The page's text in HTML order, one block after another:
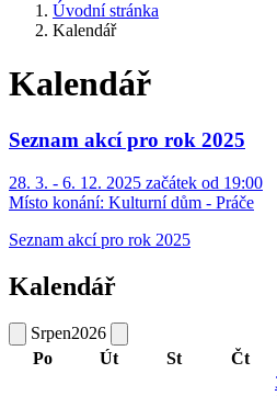
Úvodní stránka
Kalendář
Kalendář
Seznam akcí pro rok 2025
28. 3. - 6. 12. 2025 začátek od 19:00
Místo konání: Kulturní dům - Práče
Seznam akcí pro rok 2025
Kalendář
Srpen2026
Po
Út St Čt